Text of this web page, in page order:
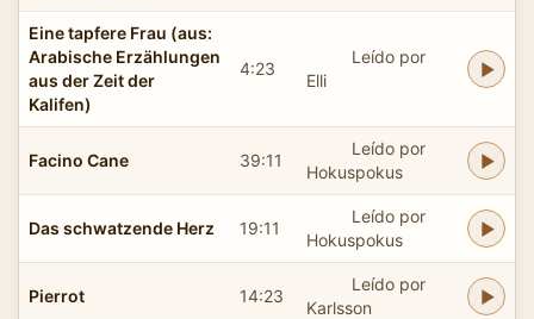
Eine tapfere Frau (aus:
Arabische Erzählungen
aus der Zeit der
Kalifen)
4:23
Leído por
Elli
Facino Cane 39:11
Leído por
Hokuspokus
Das schwatzende Herz 19:11
Leído por
Hokuspokus
Pierrot 14:23
Leído por
Karlsson